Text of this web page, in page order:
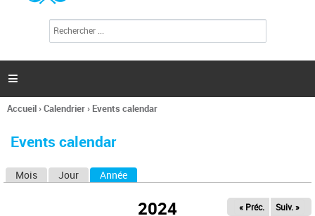
l
c
h
e

Vous
ici
Accueil›Calendrier› Events calendar
Events calendar
Mois Jour Année
2024 « Préc. Suiv. »